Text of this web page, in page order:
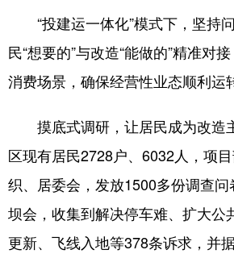
“投建运一体化”模式下，坚持
民“想要的”与改造“能做的”精准对
消费场景，确保经营性业态顺利运
摸底式调研，让居民成为改造
区现有居民2728户、6032人，项
织、居委会，发放1500多份调查
坝会，收集到解决停车难、扩大公
更新、飞线入地等378条诉求，并